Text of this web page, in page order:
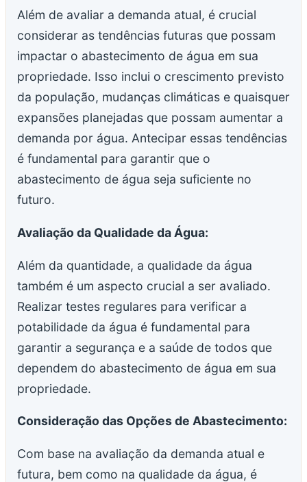
Além de avaliar a demanda atual, é crucial
considerar as tendências futuras que possam
impactar o abastecimento de água em sua
propriedade. Isso inclui o crescimento previsto
da população, mudanças climáticas e quaisquer
expansões planejadas que possam aumentar a
demanda por água. Antecipar essas tendências
é fundamental para garantir que o
abastecimento de água seja suficiente no
futuro.
Avaliação da Qualidade da Água:
Além da quantidade, a qualidade da água
também é um aspecto crucial a ser avaliado.
Realizar testes regulares para verificar a
potabilidade da água é fundamental para
garantir a segurança e a saúde de todos que
dependem do abastecimento de água em sua
propriedade.
Consideração das Opções de Abastecimento:
Com base na avaliação da demanda atual e
futura, bem como na qualidade da água, é